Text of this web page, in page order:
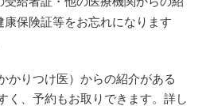
保険証等をお忘れになります
かりつけ医）からの紹介がある
く、予約もお取りできます。詳し